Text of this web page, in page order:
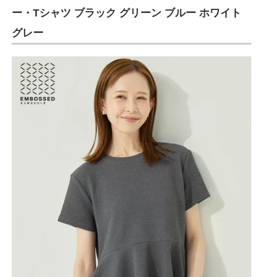
ー・Tシャツ ブラック グリーン ブルー ホワイト
グレー